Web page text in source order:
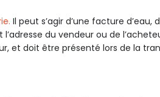
Il peut s’agir d’une facture d’eau,
du vendeur ou de
et doit être présenté lors de la